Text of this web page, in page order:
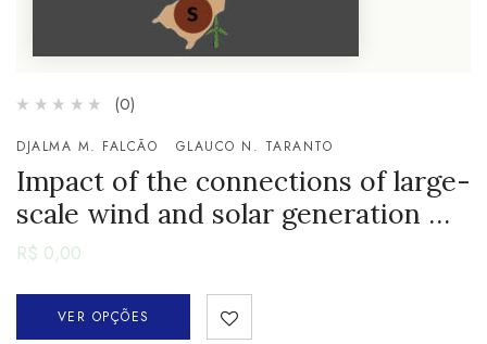
(0)
DJALMA M. FALCÃO GLAUCO N. TARANTO
Impact of the connections of large-
scale wind and solar generation …
R$ 0,00
VER OPÇÕES